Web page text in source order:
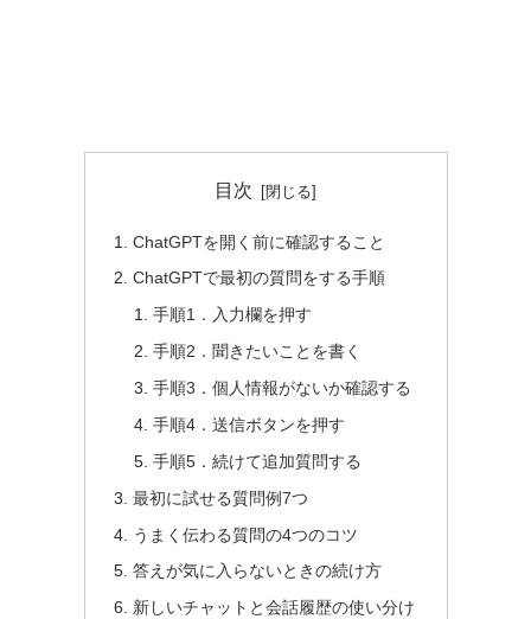
目次
ChatGPTを開く前に確認すること
ChatGPTで最初の質問をする手順
手順1．入力欄を押す
手順2．聞きたいことを書く
手順3．個人情報がないか確認する
手順4．送信ボタンを押す
手順5．続けて追加質問する
最初に試せる質問例7つ
うまく伝わる質問の4つのコツ
答えが気に入らないときの続け方
新しいチャットと会話履歴の使い分け